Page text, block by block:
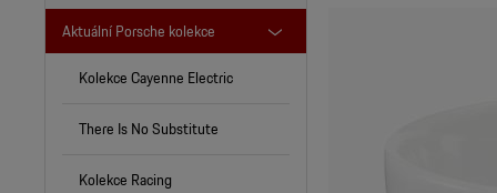
Aktuální Porsche kolekce
Kolekce Cayenne Electric
There Is No Substitute
Kolekce Racing